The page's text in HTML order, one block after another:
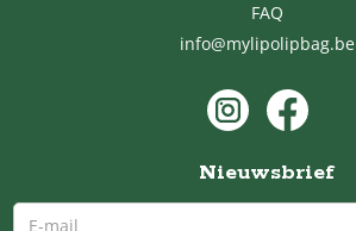
FAQ
info@mylipolipbag.be
Nieuwsbrief